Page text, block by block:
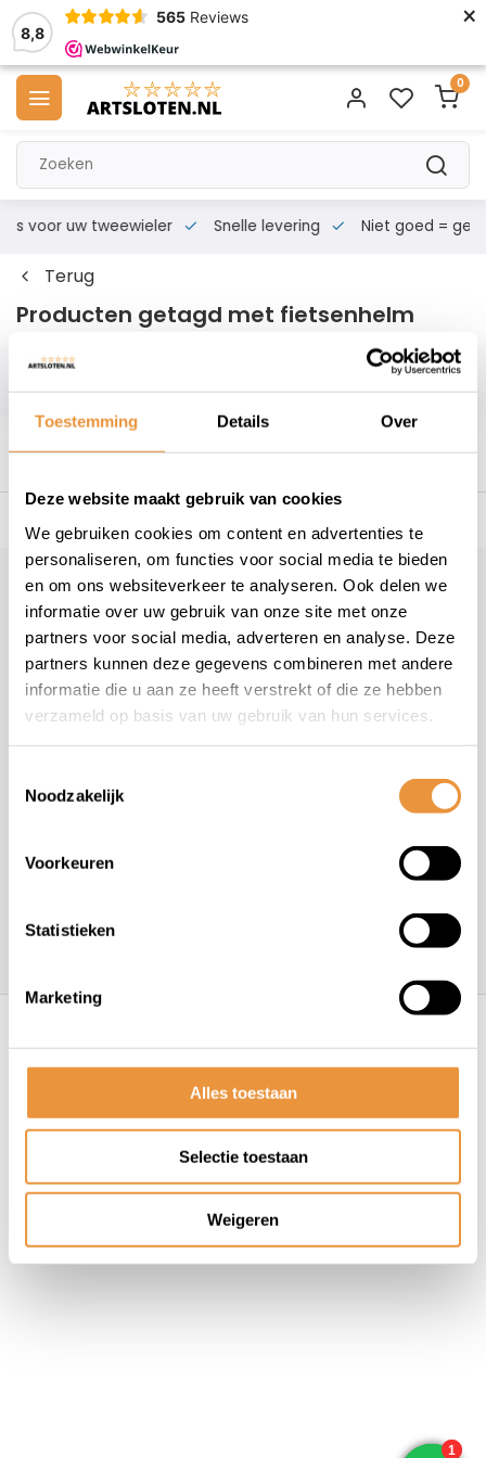
Toestemming Details Over
Deze website maakt gebruik van cookies
We gebruiken cookies om content en advertenties te
personaliseren, om functies voor social media te bieden
en om ons websiteverkeer te analyseren. Ook delen we
informatie over uw gebruik van onze site met onze
partners voor social media, adverteren en analyse. Deze
partners kunnen deze gegevens combineren met andere
informatie die u aan ze heeft verstrekt of die ze hebben
verzameld op basis van uw gebruik van hun services.
Noodzakelijk
Voorkeuren
Statistieken
Marketing
Alles toestaan
Selectie toestaan
Weigeren
8,8
565 Reviews ×
0
voor uw tweewieler Snelle levering Niet goed = geld
Terug
Producten getagd met fietsenhelm
Filters
Klantenservice
Veelgestelde vragen
+31 78 780 2330
info@artsloten.nl
Algemene voorwaarden Disclaimer
Privacy
Policy
Sitemap